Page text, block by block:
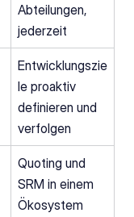
Abteilungen,
jederzeit
Entwicklungszie
le proaktiv
definieren und
verfolgen
Quoting und
SRM in einem
Ökosystem